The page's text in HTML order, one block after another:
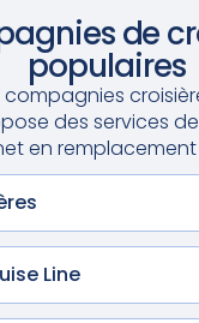
de
populaires
des services
en remplacement
Line